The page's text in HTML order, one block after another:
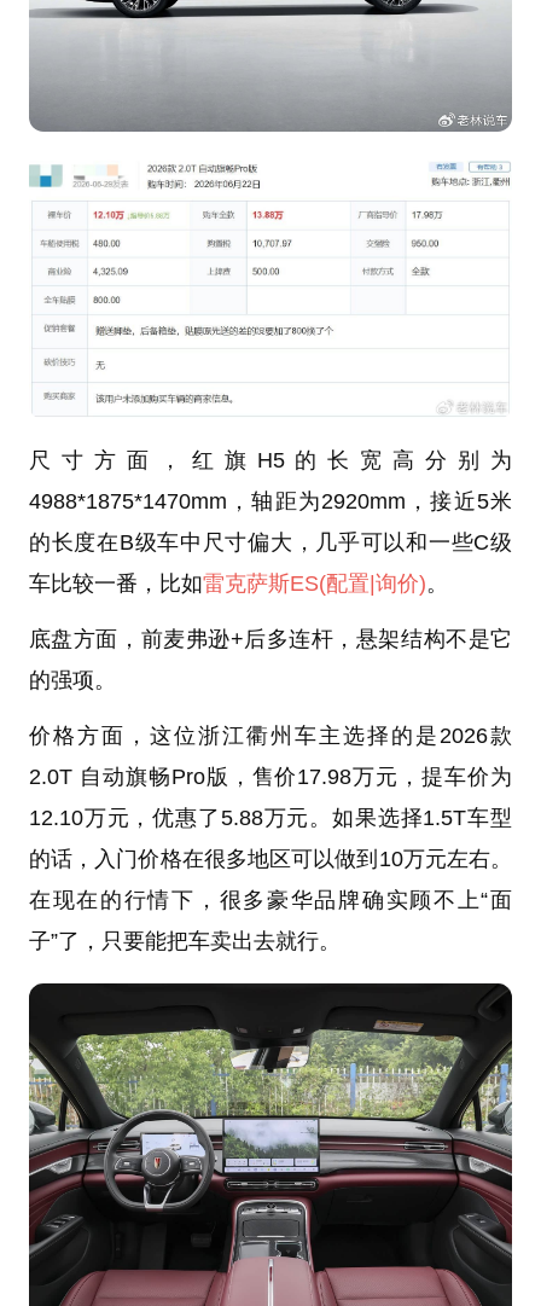
尺寸方面，红旗H5的长宽高分别为
4988*1875*1470mm，轴距为2920mm，接近5米
的长度在B级车中尺寸偏大，几乎可以和一些C级
车比较一番，比如雷克萨斯ES(配置 |询价)。
底盘方面，前麦弗逊+后多连杆，悬架结构不是它
的强项。
价格方面，这位浙江衢州车主选择的是2026款
2.0T 自动旗畅Pro版，售价17.98万元，提车价为
12.10万元，优惠了5.88万元。如果选择1.5T车型
的话，入门价格在很多地区可以做到10万元左右。
在现在的行情下，很多豪华品牌确实顾不上“面
子”了，只要能把车卖出去就行。